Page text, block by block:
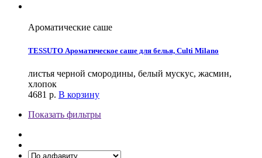
Ароматические саше
TESSUTO Ароматическое саше для белья, Culti Milano
листья черной смородины, белый мускус, жасмин,
хлопок
4681 р. В корзину
Показать фильтры